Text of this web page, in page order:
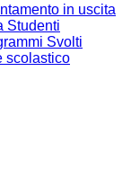
in uscita
Studenti
Svolti
scolastico